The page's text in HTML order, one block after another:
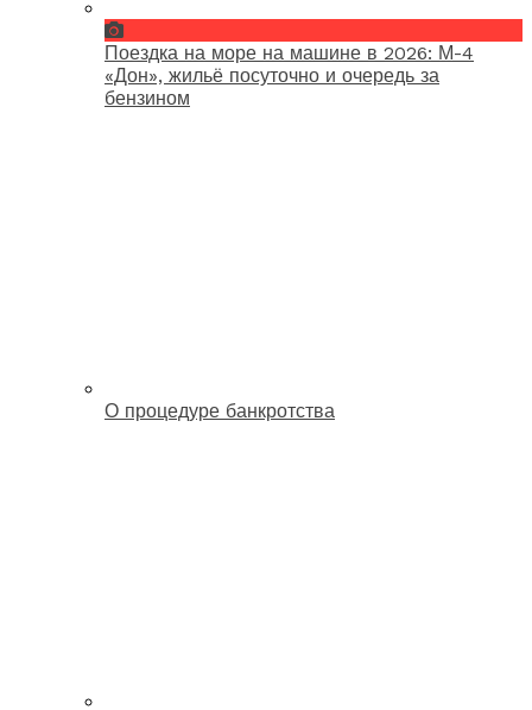
Поездка на море на машине в 2026: М-4
«Дон», жильё посуточно и очередь за
бензином
О процедуре банкротства